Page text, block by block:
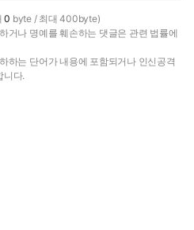
0 byte / 최대 400byte)
거나 명예를 훼손하는 댓글은 관련 법률에
하는 단어가 내용에 포함되거나 인신공격
니다.